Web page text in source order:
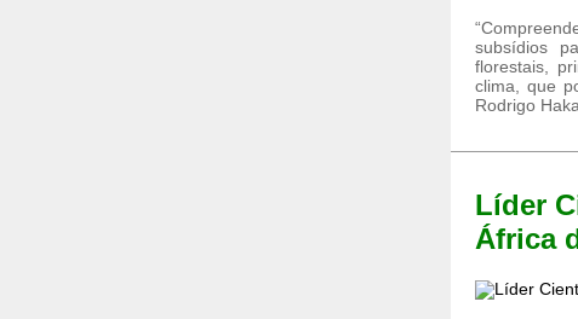
subsídios
florestais,
clima, que
Rodrigo
Líder
África